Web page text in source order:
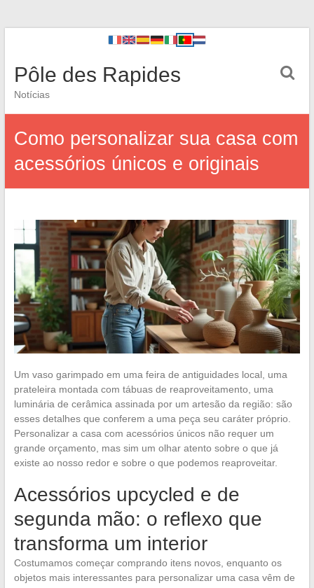
Pôle des Rapides
Notícias
Como personalizar sua casa com
acessórios únicos e originais
Um vaso garimpado em uma feira de antiguidades local, uma
prateleira montada com tábuas de reaproveitamento, uma
luminária de cerâmica assinada por um artesão da região: são
esses detalhes que conferem a uma peça seu caráter próprio.
Personalizar a casa com acessórios únicos não requer um
grande orçamento, mas sim um olhar atento sobre o que já
existe ao nosso redor e sobre o que podemos reaproveitar.
Acessórios upcycled e de
segunda mão: o reflexo que
transforma um interior
Costumamos começar comprando itens novos, enquanto os
objetos mais interessantes para personalizar uma casa vêm de